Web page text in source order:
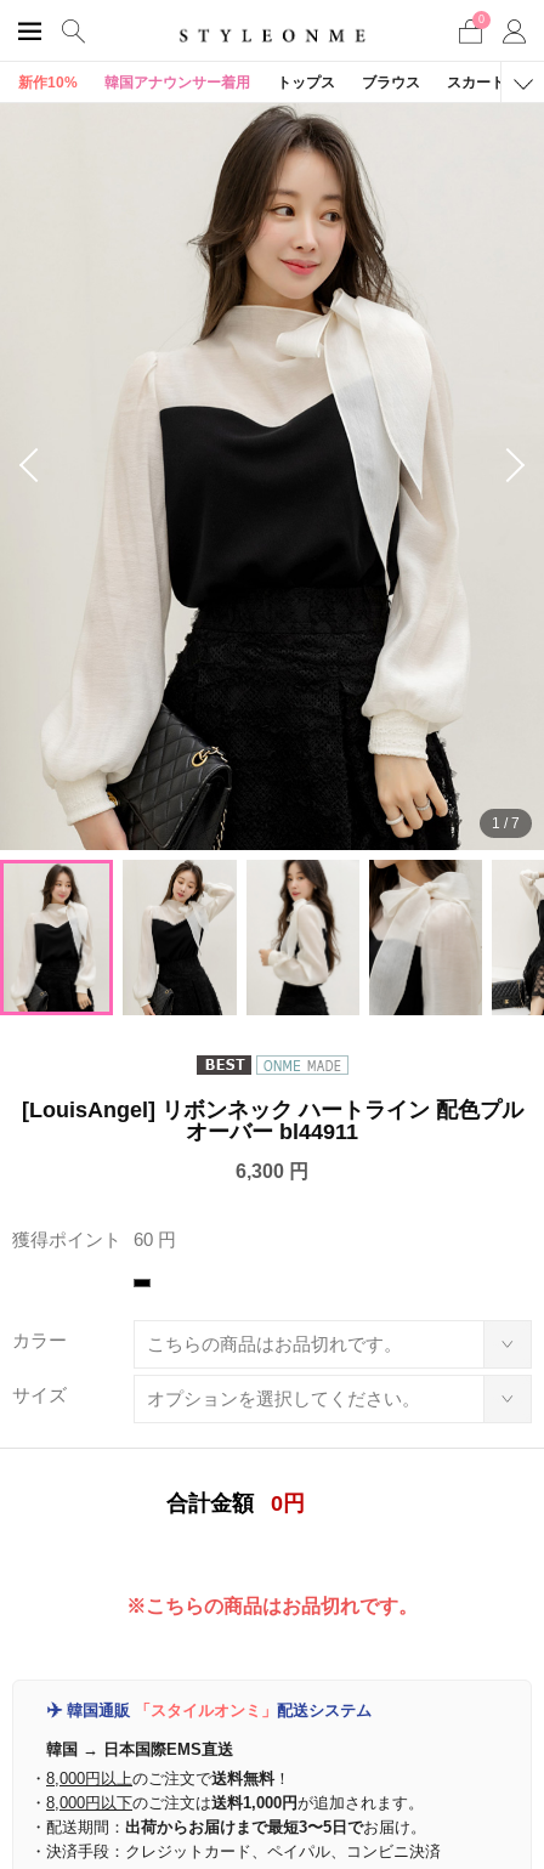
0
新作10% 韓国アナウンサー着用 トップス ブラウス スカート
1 /7
[LouisAngel] リボンネック ハートライン 配色プル
オーバー bl44911
6,300 円
獲得ポイント 60 円
カラー
サイズ
合計金額 0 円
※こちらの商品はお品切れです。
✈️ 韓国通販 「スタイルオンミ」 配送システム
韓国 → 日本国際EMS直送
・ 8,000円以上のご注文で送料無料！
・ 8,000円以下のご注文は送料1,000円が追加されます。
・配送期間： 出荷からお届けまで最短3〜5日でお届け。
・決済手段：クレジットカード、ペイパル、コンビニ決済